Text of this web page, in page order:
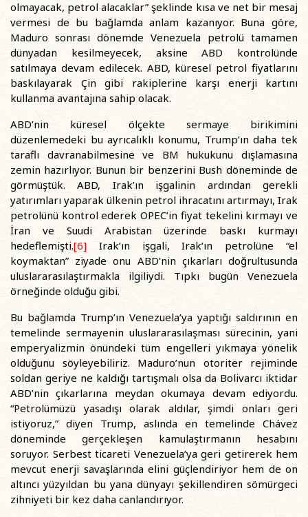
olmayacak, petrol alacaklar” şeklinde kısa ve net bir mesaj
vermesi de bu bağlamda anlam kazanıyor. Buna göre,
Maduro sonrası dönemde Venezuela petrolü tamamen
dünyadan kesilmeyecek, aksine ABD kontrolünde
satılmaya devam edilecek. ABD, küresel petrol fiyatlarını
baskılayarak Çin gibi rakiplerine karşı enerji kartını
kullanma avantajına sahip olacak.
ABD’nin küresel ölçekte sermaye birikimini
düzenlemedeki bu ayrıcalıklı konumu, Trump’ın daha tek
taraflı davranabilmesine ve BM hukukunu dışlamasına
zemin hazırlıyor. Bunun bir benzerini Bush döneminde de
görmüştük. ABD, Irak’ın işgalinin ardından gerekli
yatırımları yaparak ülkenin petrol ihracatını artırmayı, Irak
petrolünü kontrol ederek OPEC’in fiyat tekelini kırmayı ve
İran ve Suudi Arabistan üzerinde baskı kurmayı
hedeflemişti.[6] Irak’ın işgali, Irak’ın petrolüne “el
koymaktan” ziyade onu ABD’nin çıkarları doğrultusunda
uluslararasılaştırmakla ilgiliydi. Tıpkı bugün Venezuela
örneğinde olduğu gibi.
Bu bağlamda Trump’ın Venezuela’ya yaptığı saldırının en
temelinde sermayenin uluslararasılaşması sürecinin, yani
emperyalizmin önündeki tüm engelleri yıkmaya yönelik
olduğunu söyleyebiliriz. Maduro’nun otoriter rejiminde
soldan geriye ne kaldığı tartışmalı olsa da Bolivarcı iktidar
ABD’nin çıkarlarına meydan okumaya devam ediyordu.
“Petrolümüzü yasadışı olarak aldılar, şimdi onları geri
istiyoruz,” diyen Trump, aslında en temelinde Chávez
döneminde gerçekleşen kamulaştırmanın hesabını
soruyor. Serbest ticareti Venezuela’ya geri getirerek hem
mevcut enerji savaşlarında elini güçlendiriyor hem de on
altıncı yüzyıldan bu yana dünyayı şekillendiren sömürgeci
zihniyeti bir kez daha canlandırıyor.